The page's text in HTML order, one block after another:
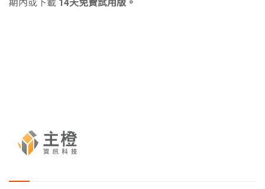
期內或下載 14天免費試用版。